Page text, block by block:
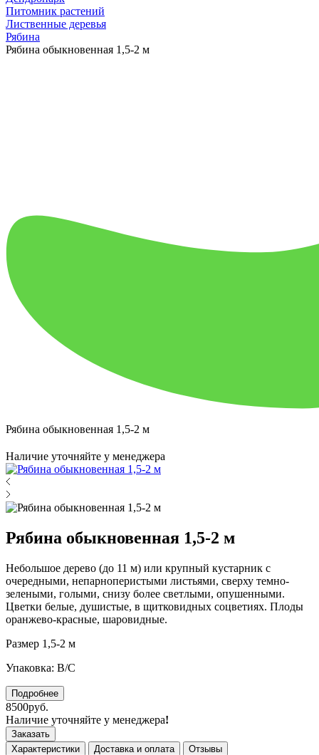
Питомник растений
Лиственные деревья
Рябина
Рябина обыкновенная 1,5-2 м
Рябина обыкновенная 1,5-2 м
Наличие уточняйте у менеджера
Рябина обыкновенная 1,5-2 м
Небольшое дерево (до 11 м) или крупный кустарник с
очередными, непарноперистыми листьями, сверху темно-
зелеными, голыми, снизу более светлыми, опушенными.
Цветки белые, душистые, в щитковидных соцветиях. Плоды
оранжево-красные, шаровидные.
Размер 1,5-2 м
Упаковка: В/С
Подробнее
8500руб.
Наличие уточняйте у менеджера!
Заказать
Характеристики
Доставка и оплата Отзывы